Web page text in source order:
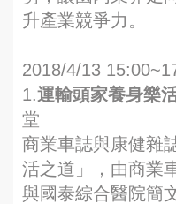
升產業競爭力。
2018/4/13
1.運輸頭家養身樂
堂
商業車誌與康健雜
活之道」，由商業
與國泰綜合醫院簡